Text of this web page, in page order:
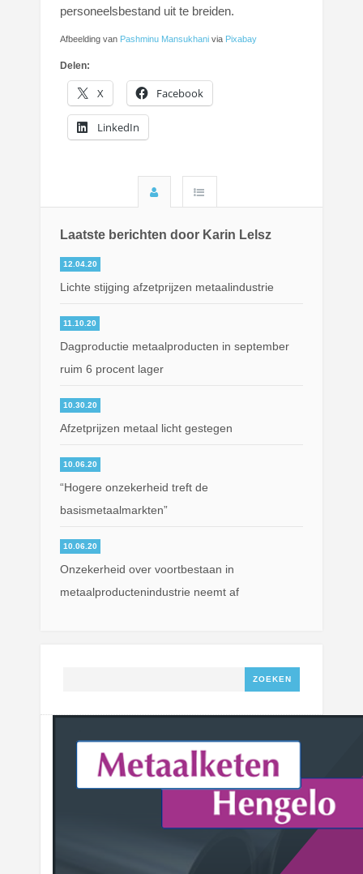
personeelsbestand uit te breiden.
Afbeelding van Pashminu Mansukhani via Pixabay
Delen:
X Facebook
LinkedIn
Laatste berichten door Karin Lelsz
12.04.20
Lichte stijging afzetprijzen metaalindustrie
11.10.20
Dagproductie metaalproducten in september
ruim 6 procent lager
10.30.20
Afzetprijzen metaal licht gestegen
10.06.20
“Hogere onzekerheid treft de
basismetaalmarkten”
10.06.20
Onzekerheid over voortbestaan in
metaalproductenindustrie neemt af